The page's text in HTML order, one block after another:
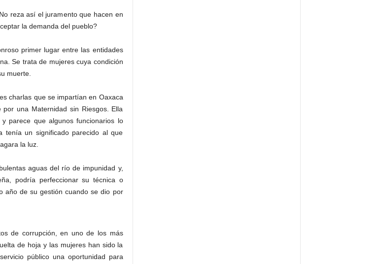
reza así el juramento que hacen en
la demanda del pueblo?
primer lugar entre las entidades
Se trata de mujeres cuya condición
muerte.
charlas que se impartían en Oaxaca
una Maternidad sin Riesgos. Ella
parece que algunos funcionarios lo
tenía un significado parecido al que
la luz.
aguas del río de impunidad y,
podría perfeccionar su técnica o
año de su gestión cuando se dio por
de corrupción, en uno de los más
de hoja y las mujeres han sido la
público una oportunidad para